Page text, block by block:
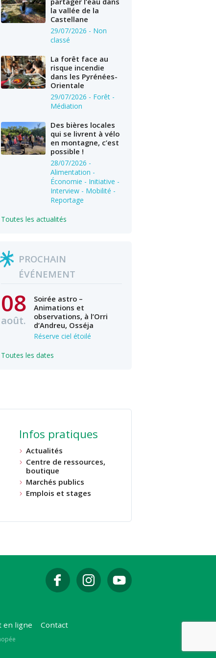
la vallée de la
Castellane
29/07/2026 - Non
classé
La forêt face au
risque incendie
dans les Pyrénées-
Orientale
29/07/2026 - Forêt -
Médiation
Des bières locales
qui se livrent à vélo
en montagne, c’est
possible !
28/07/2026 -
Alimentation -
Économie - Initiative -
Interview - Mobilité -
Reportage
Toutes les actualités
PROCHAIN
ÉVÉNEMENT
08
août.
Soirée astro –
Animations et
observations, à l’Orri
d’Andreu, Osséja
Réserve ciel étoilé
Toutes les dates
Infos pratiques
Actualités
Centre de ressources,
boutique
Marchés publics
Emplois et stages
en ligne Contact